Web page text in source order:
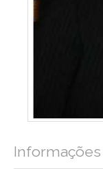
Informações